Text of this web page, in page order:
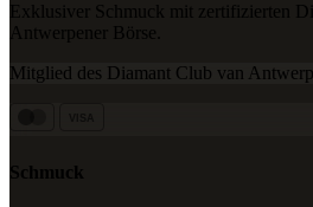
Exklusiver Schmuck mit zertifizierten
Antwerpener Börse.
Mitglied des Diamant Club van
Schmuck